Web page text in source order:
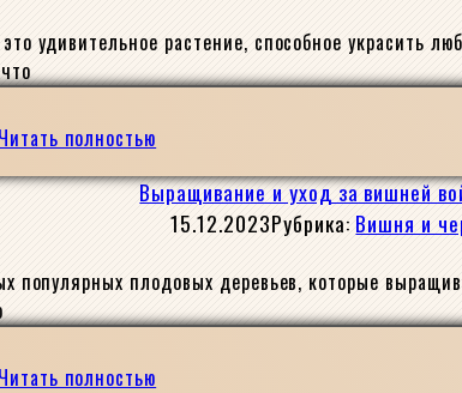
удивительное растение, способное украсить
Читать полностью
Выращивание и уход за вишней
15.12.2023Рубрика: Вишня и
плодовых деревьев, которые
Читать полностью